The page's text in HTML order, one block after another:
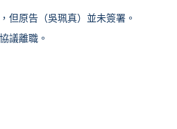
但原告（吳珮真）並未簽署。
議離職。